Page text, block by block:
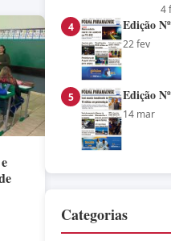
4
4
Edição
22 fev
5 Edição
14 mar
Categorias